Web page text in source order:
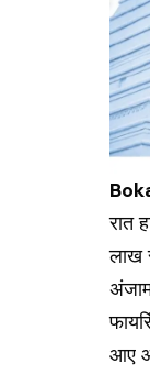
रात
लाख
आए